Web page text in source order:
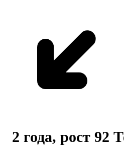
2 года, рост 92